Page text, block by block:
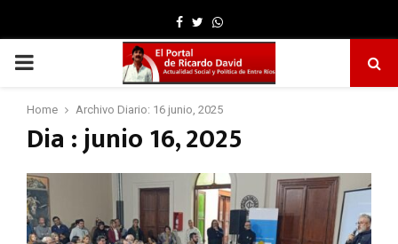
Facebook
TwitterWhatsapp
PRIMARY
MENU
Home Archivo Diario: 16 junio, 2025
Dia : junio 16, 2025